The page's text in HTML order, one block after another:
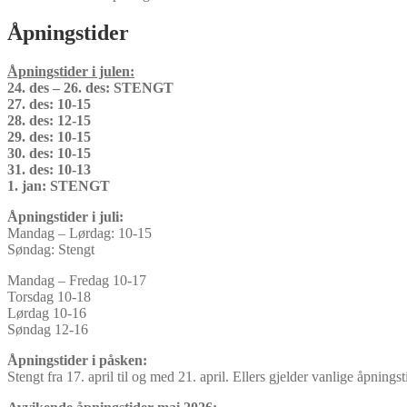
Åpningstider
Åpningstider i julen:
24. des – 26. des: STENGT
27. des: 10-15
28. des: 12-15
29. des: 10-15
30. des: 10-15
31. des: 10-13
1. jan: STENGT
Åpningstider i juli:
Mandag – Lørdag: 10-15
Søndag: Stengt
Mandag – Fredag 10-17
Torsdag 10-18
Lørdag 10-16
Søndag 12-16
Åpningstider i påsken:
Stengt fra 17. april til og med 21. april. Ellers gjelder vanlige